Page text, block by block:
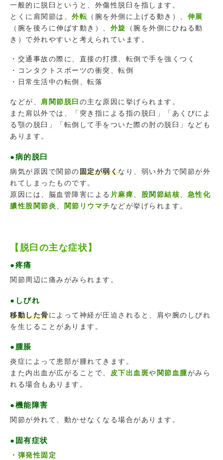
一般的に脱臼というと、外傷性脱臼を指します。
とくに肩関節は、 外転 （腕を外側に上げる動き）、 伸展
（腕を後ろに伸ばす動き）、 外旋 （腕を外側にひねる動
き）で外れやすいと考えられています。
・交通事故の際に、直接の打撲、転倒で手を強くつく
・コンタクトスポーツの衝突、転倒
・日常生活中の転倒、転落
などが、 肩関節脱臼 の主な原因に挙げられます。
また肩以外では、「突き指による指の脱臼」「あくびによ
る顎の脱臼」「転倒して手をついた際の肘の脱臼」なども
あります。
●病的脱臼
病気が原因で関節の固定が弱くなり、弱い外力で関節が外
れてしまったものです。
原因には、脳血管障害による 片麻痺 股関節結核
急性化
膿性股関節炎
関節リウマチなどが挙げられます。
【脱臼の主な症状】
●疼痛
関節周辺に痛みがみられます。
●しびれ
移動した骨によって神経が圧迫されると、肩や腕のしびれ
を生じることがあります。
●腫脹
炎症によって患部が腫れてきます。
また内出血が広がることで、 皮下出血斑や 関節血腫がみら
れる場合もあります。
●機能障害
関節が外れて、動かせなくなる場合があります。
●固有症状
・弾発性固定